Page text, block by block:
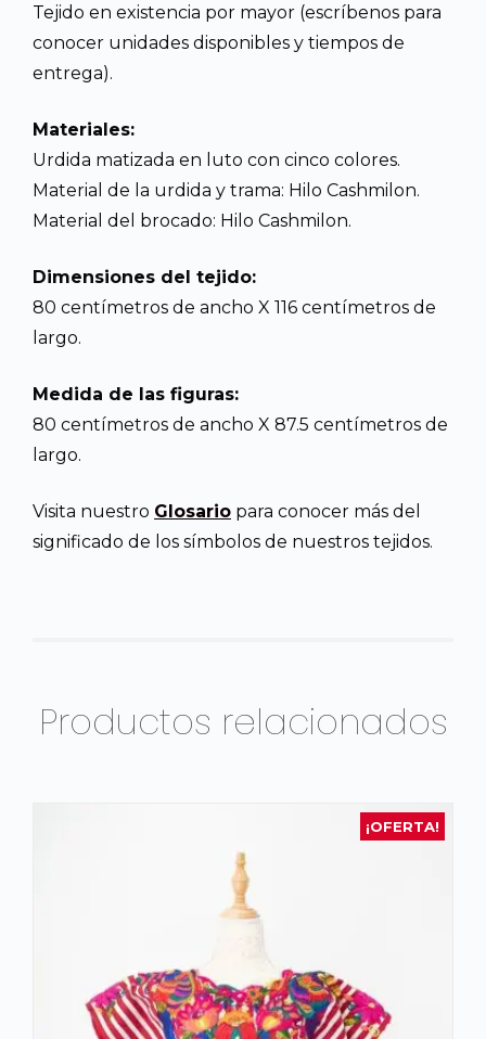
Tejido en existencia por mayor (escríbenos para
conocer unidades disponibles y tiempos de
entrega).
Materiales:
Urdida matizada en luto con cinco colores.
Material de la urdida y trama: Hilo Cashmilon.
Material del brocado: Hilo Cashmilon.
Dimensiones del tejido:
80 centímetros de ancho X 116 centímetros de
largo.
Medida de las figuras:
80 centímetros de ancho X 87.5 centímetros de
largo.
Visita nuestro Glosario para conocer más del
significado de los símbolos de nuestros tejidos.
Productos relacionados
¡OFERTA!